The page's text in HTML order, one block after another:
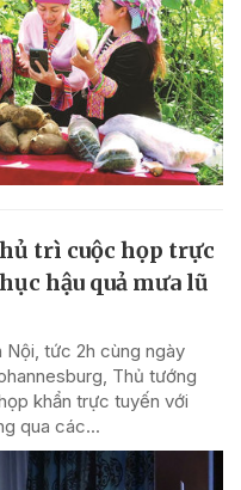
trì cuộc họp trực
hậu quả mưa lũ
Nội, tức 2h cùng ngày
Thủ tướng
khẩn trực tuyến với
qua các...